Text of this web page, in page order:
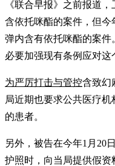
《联合早报》之前报道
含依托咪酯的案件，但今
弹内含有依托咪酯的案
必要加强现有条例应对这
为严厉打击与管控含致幻
局近期也要求公共医疗
的患者。
另外，被告在今年1月20
护照时，向当局提供假